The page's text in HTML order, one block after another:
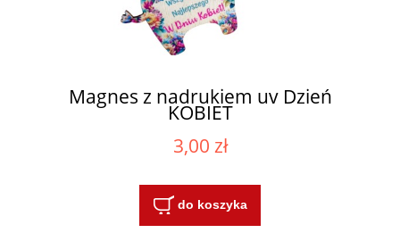
Magnes z nadrukiem uv Dzień
KOBIET
3,00 zł
do koszyka